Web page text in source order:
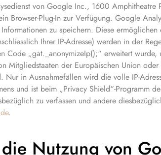
von Google Inc., 1600
Browser-Plug-In zur Verfügung. Google
zu speichern. Diese
Ihrer IP-Adresse) werden in der
„gat._anonymizeIp();“ erweitert
Mitgliedstaaten der Europäischen Union
Nur in Ausnahmefällen wird die volle IP-
und ist beim „Privacy Shield“-Programm
zu verfassen und andere
.
Nutzung von